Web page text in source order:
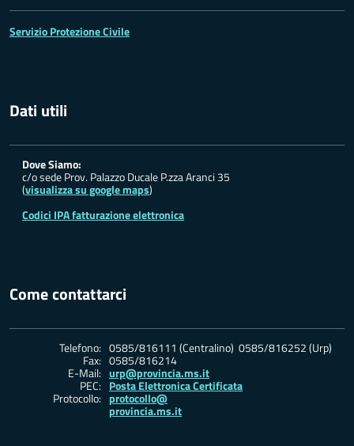
Servizio Protezione Civile
Dati utili
Dove Siamo:
c/o sede Prov. Palazzo Ducale P.zza Aranci 35
(visualizza su google maps)
Codici IPA fatturazione elettronica
Come contattarci
Telefono: 0585/816111 (Centralino) 0585/816252 (Urp)
Fax: 0585/816214
E-Mail: urp@provincia.ms.it
PEC: Posta Elettronica Certificata
Protocollo: protocollo@
provincia.ms.it